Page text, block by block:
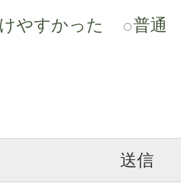
やすかった
普通